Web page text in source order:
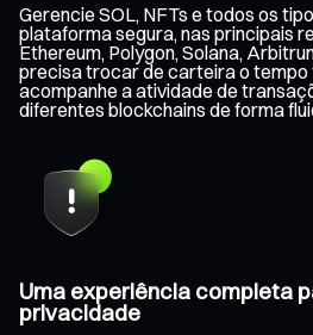
Gerencie SOL, NFTs e todos os
plataforma segura, nas principais
Ethereum, Polygon, Solana,
precisa trocar de carteira o tempo
acompanhe a atividade de
diferentes blockchains de forma
Uma experiência completa
privacidade